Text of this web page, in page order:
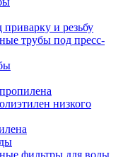
и резьбу
трубы под пресс-
низкого
фильтры для воды